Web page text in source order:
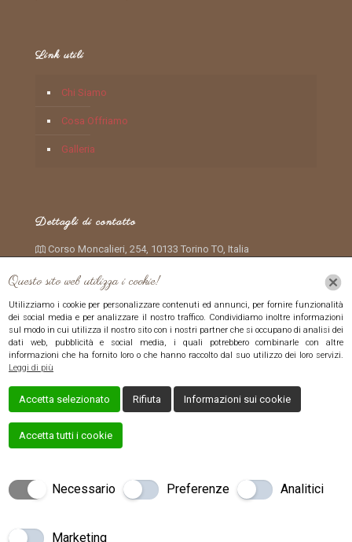
Link utili
Chi Siamo
Cosa Offriamo
Galleria
Dettagli di contatto
Corso Moncalieri, 254, 10133 Torino TO, Italia
+390116612265
ilchiccodigrano2007@iol.it
06:30–19:30
Copyrights © 2022 Il Chicco di Grano - P. IVA 09479990013 |
Tutti i diritti riservati.
Questo sito web utilizza i cookie!
Utilizziamo i cookie per personalizzare contenuti ed annunci, per fornire funzionalità
dei social media e per analizzare il nostro traffico. Condividiamo inoltre informazioni
sul modo in cui utilizza il nostro sito con i nostri partner che si occupano di analisi dei
dati web, pubblicità e social media, i quali potrebbero combinarle con altre
informazioni che ha fornito loro o che hanno raccolto dal suo utilizzo dei loro servizi.
Leggi di più
Accetta selezionato Rifiuta Informazioni sui cookie
Accetta tutti i cookie
Necessario Preferenze Analitici
Marketing